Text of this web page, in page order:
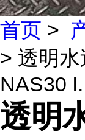
首页 >
> 透明
NAS30
透明